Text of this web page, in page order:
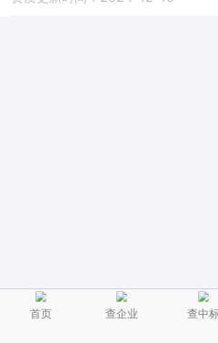
首页 查企业 查中